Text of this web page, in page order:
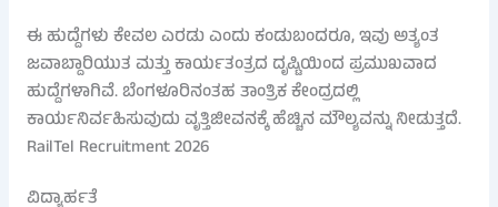
ಈ ಹುದ್ದೆಗಳು ಕೇವಲ ಎರಡು ಎಂದು ಕಂಡುಬಂದರೂ, ಇವು ಅತ್ಯಂತ
ಜವಾಬ್ದಾರಿಯುತ ಮತ್ತು ಕಾರ್ಯತಂತ್ರದ ದೃಷ್ಟಿಯಿಂದ ಪ್ರಮುಖವಾದ
ಹುದ್ದೆಗಳಾಗಿವೆ. ಬೆಂಗಳೂರಿನಂತಹ ತಾಂತ್ರಿಕ ಕೇಂದ್ರದಲ್ಲಿ
ಕಾರ್ಯನಿರ್ವಹಿಸುವುದು ವೃತ್ತಿಜೀವನಕ್ಕೆ ಹೆಚ್ಚಿನ ಮೌಲ್ಯವನ್ನು ನೀಡುತ್ತದೆ.
RailTel Recruitment 2026
ವಿದ್ಯಾರ್ಹತೆ